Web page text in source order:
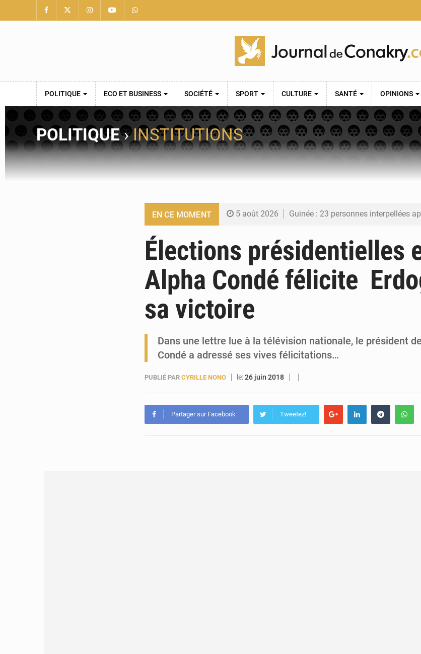
POLITIQUE ECO ET BUSINESS SOCIÉTÉ SPORT CULTURE SANTÉ OPINIONS
POLITIQUE›INSTITUTIONS
EN CE MOMENT 5 août 2026 Guinée : 23 personnes interpellées après les affrontements
5 août 2026 Forces Vives en Guinée : la coalition critique
4 août 2026 Guinée : Conakry explore un partenariat avec le groupe égyptien The
4 août 2026
Élections présidentielles
Alpha Condé félicite
sa victoire
Dans une lettre lue à la télévision nationale, le président
Condé a adressé ses vives félicitations…
PUBLIÉ PAR CYRILLE NONO le:26 juin 2018
Partager sur Facebook Tweetez!